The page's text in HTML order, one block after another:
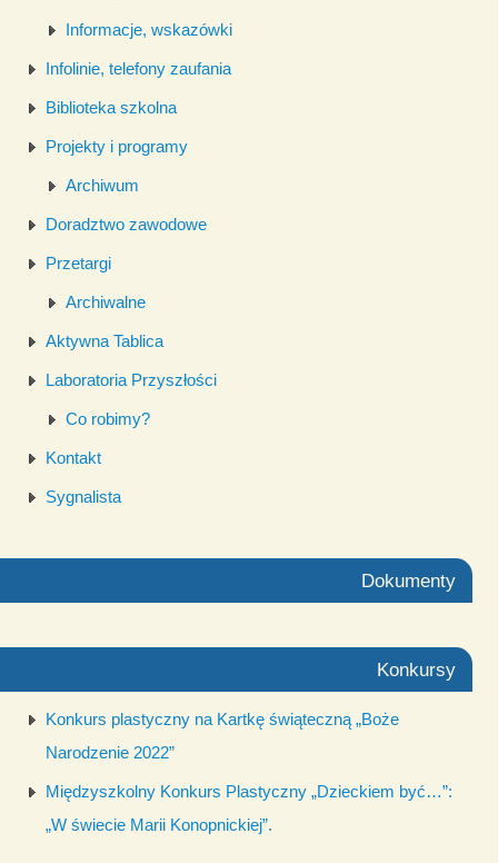
Informacje, wskazówki
Infolinie, telefony zaufania
Biblioteka szkolna
Projekty i programy
Archiwum
Doradztwo zawodowe
Przetargi
Archiwalne
Aktywna Tablica
Laboratoria Przyszłości
Co robimy?
Kontakt
Sygnalista
Dokumenty
Konkursy
Konkurs plastyczny na Kartkę świąteczną „Boże
Narodzenie 2022”
Międzyszkolny Konkurs Plastyczny „Dzieckiem być…”:
„W świecie Marii Konopnickiej”.